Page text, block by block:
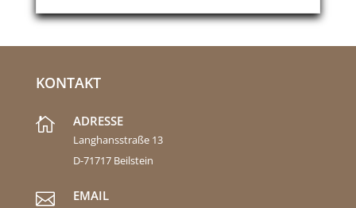
KONTAKT
 ADRESSE
Langhansstraße 13
D-71717 Beilstein
 EMAIL